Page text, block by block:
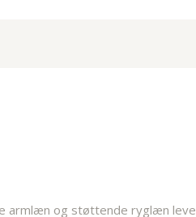
armlæn og støttende ryglæn